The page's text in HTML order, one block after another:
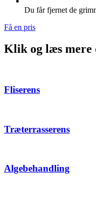
Du får fjernet de
Få en pris
Klik og læs mere
Fliserens
Træterrasserens
Algebehandling